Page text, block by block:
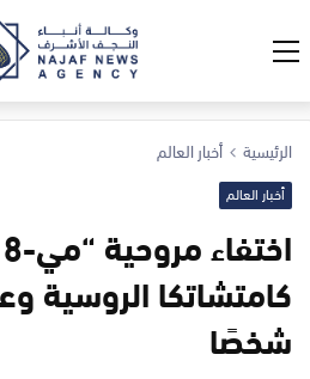
الرئيسية أخبار العالم
أخبار العالم
شخصًا